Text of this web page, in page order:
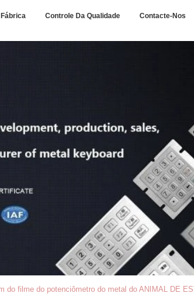
Controle Da Qualidade Contacte-Nos
do filme do potenciômetro do metal do ANIMAL DE